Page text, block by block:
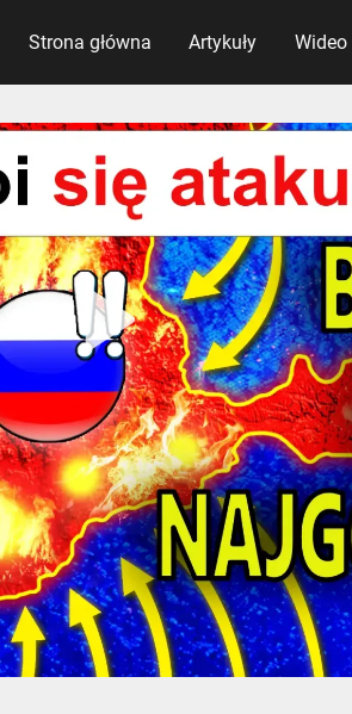
Strona główna Artykuły Wideo